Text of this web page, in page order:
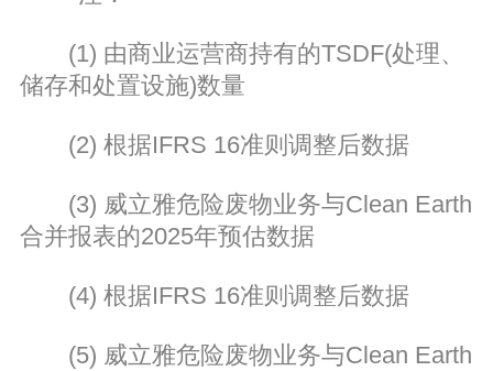
(1) 由商业运营商持有的TSDF(处理、
储存和处置设施)数量
(2) 根据IFRS 16准则调整后数据
(3) 威立雅危险废物业务与Clean Earth
合并报表的2025年预估数据
(4) 根据IFRS 16准则调整后数据
(5) 威立雅危险废物业务与Clean Earth